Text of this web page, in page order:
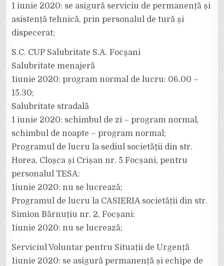
1 iunie 2020: se asigură serviciu de permanență și
asistență tehnică, prin personalul de tură și
dispecerat;
S.C. CUP Salubritate S.A. Focşani
Salubritate menajeră
1iunie 2020: program normal de lucru: 06.00 –
15.30;
Salubritate stradală
1 iunie 2020: schimbul de zi – program normal,
schimbul de noapte – program normal;
Programul de lucru la sediul societății din str.
Horea, Cloșca și Crișan nr. 5 Focșani, pentru
personalul TESA:
1iunie 2020: nu se lucrează;
Programul de lucru la CASIERIA societății din str.
Simion Bărnuțiu nr. 2, Focșani:
1iunie 2020: nu se lucrează;
Serviciul Voluntar pentru Situații de Urgență
1iunie 2020: se asigură permanență și echipe de